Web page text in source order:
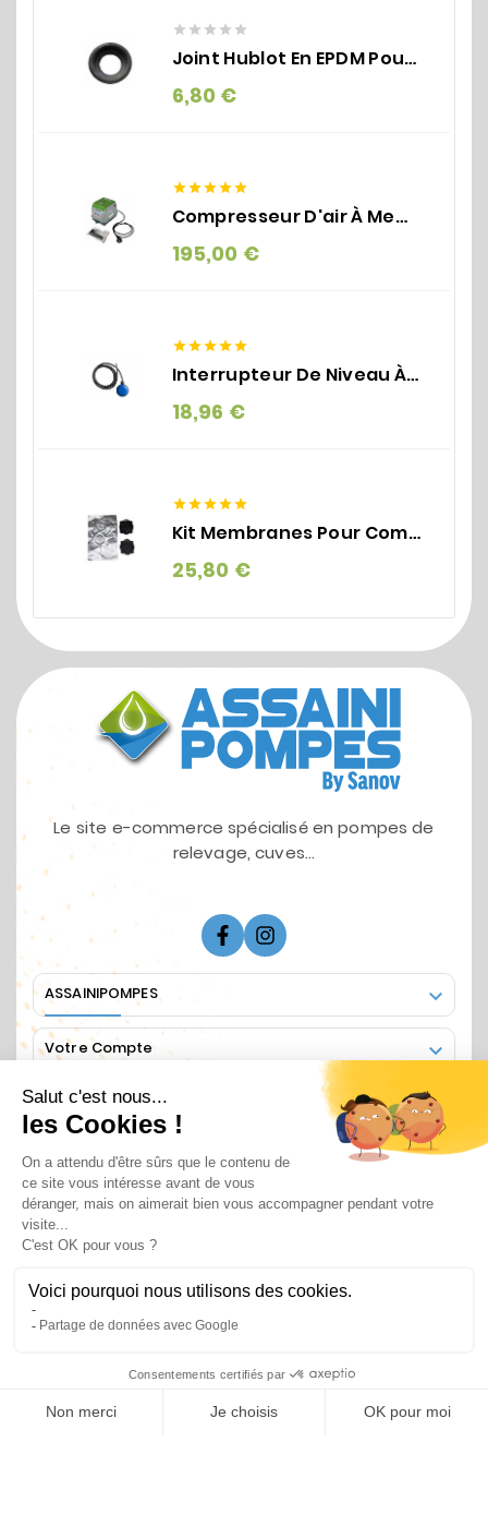
    
Joint Hublot En EPDM Pour Tube PVC
6,80 €Prix

Compresseur D'air À Membrane - EL-S-60N SECOH/BIBUS
195,00 €Prix

Interrupteur De Niveau À Flotteur Pour Pompe | SMALL
18,96 €Prix

Kit Membranes Pour Compresseur D'air SECOH EL-S 60 N
25,80 €Prix
Le site e-commerce spécialisé en pompes de
relevage, cuves...
ASSAINIPOMPES 
Votre Compte 
Informations 
SUIVEZ NOUS
Recevez nos informations régulières en vous
abonnant
© 2025 - ASSAINIPOMPES By SANOV